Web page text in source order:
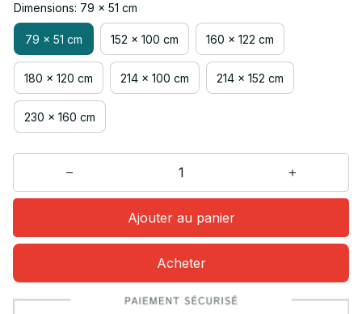
Dimensions: 79 x 51 cm
79 x 51 cm 152 x 100 cm 160 x 122 cm
180 x 120 cm 214 x 100 cm 214 x 152 cm
230 x 160 cm
Ajouter au panier
Acheter